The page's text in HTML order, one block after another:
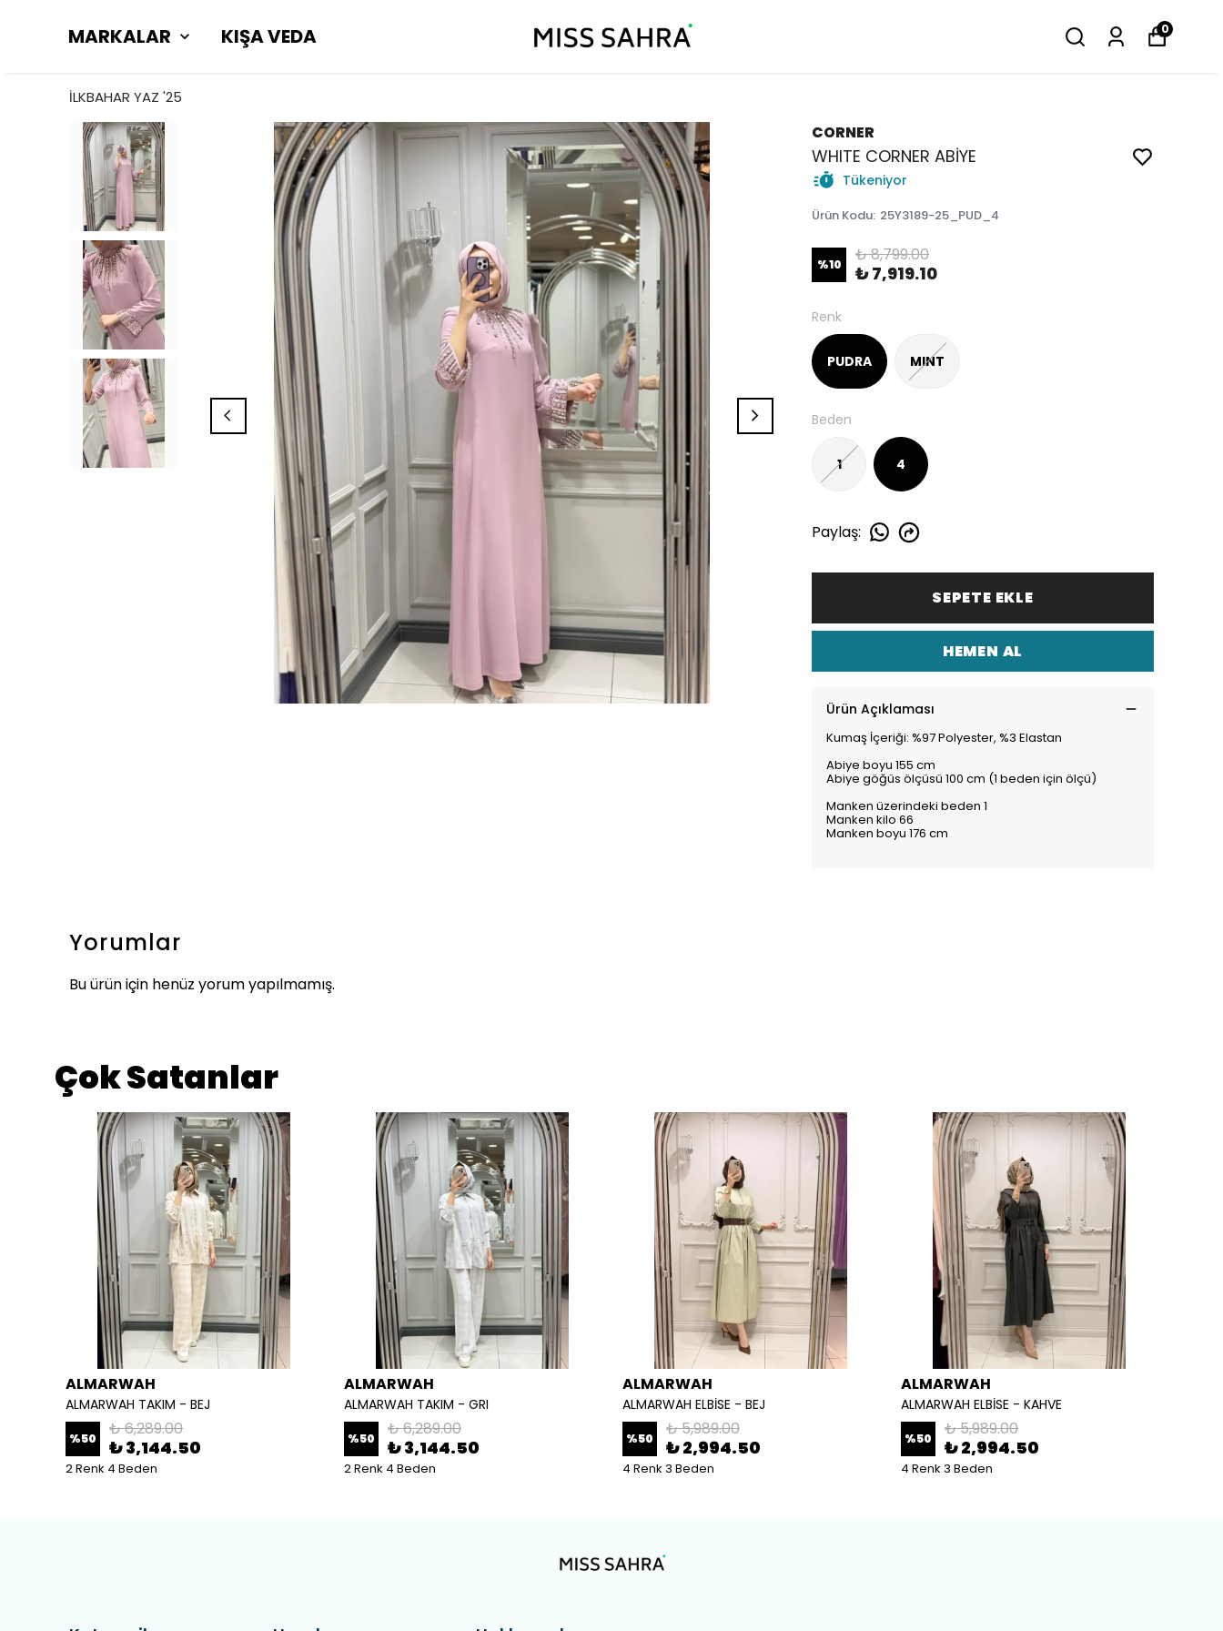
MARKALAR KIŞA VEDA 0
İLKBAHAR YAZ '25
CORNER
WHITE CORNER ABİYE
Tükeniyor
Ürün Kodu: 25Y3189-25_PUD_4
%10 ₺ 8,799.00
₺ 7,919.10
Renk
PUDRA MINT
Beden
1 4
Paylaş:
SEPETE EKLE
HEMEN AL
Ürün Açıklaması
Kumaş İçeriği: %97 Polyester, %3 Elastan
Abiye boyu 155 cm
Abiye göğüs ölçüsü 100 cm (1 beden için ölçü)
Manken üzerindeki beden 1
Manken kilo 66
Manken boyu 176 cm
Yorumlar
Bu ürün için henüz yorum yapılmamış.
Çok Satanlar
ALMARWAH
ALMARWAH TAKIM - BEJ
%50 ₺ 6,289.00
₺ 3,144.50
2 Renk 4 Beden
ALMARWAH
ALMARWAH TAKIM - GRI
%50 ₺ 6,289.00
₺ 3,144.50
2 Renk 4 Beden
ALMARWAH
ALMARWAH ELBİSE - BEJ
%50 ₺ 5,989.00
₺ 2,994.50
4 Renk 3 Beden
ALMARWAH
ALMARWAH ELBİSE - KAHVE
%50 ₺ 5,989.00
₺ 2,994.50
4 Renk 3 Beden